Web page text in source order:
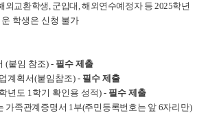
외교환학생, 군입대,해외연수예정자 등2025학년
학생은 신청 불가
(붙임 참조) - 필수 제출
계획서(붙임참조) - 필수 제출
년도 1학기 확인용 성적) - 필수 제출
가족관계증명서 1부(주민등록번호는 앞 6자리만)